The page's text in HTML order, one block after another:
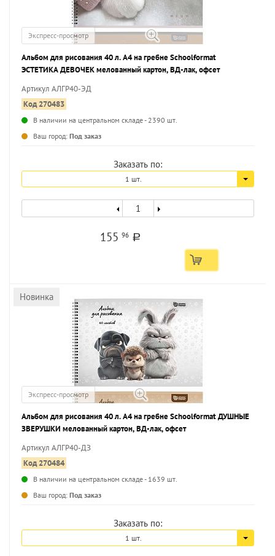
Экспресс-просмотр
Альбом для рисования 40 л. А4 на гребне Schoolformat
ЭСТЕТИКА ДЕВОЧЕК мелованный картон, ВД-лак, офсет
Артикул АЛГР40-ЭД
Код 270483
В наличии на центральном складе - 2390 шт.
Ваш город: Под заказ
Заказать по:
1 шт.
15596 a
Новинка
Экспресс-просмотр
Альбом для рисования 40 л. А4 на гребне Schoolformat ДУШНЫЕ
ЗВЕРУШКИ мелованный картон, ВД-лак, офсет
Артикул АЛГР40-ДЗ
Код 270484
В наличии на центральном складе - 1639 шт.
Ваш город: Под заказ
Заказать по:
1 шт.